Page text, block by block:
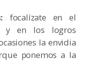
focalízate en el
y en los logros
la envidia
ponemos a la